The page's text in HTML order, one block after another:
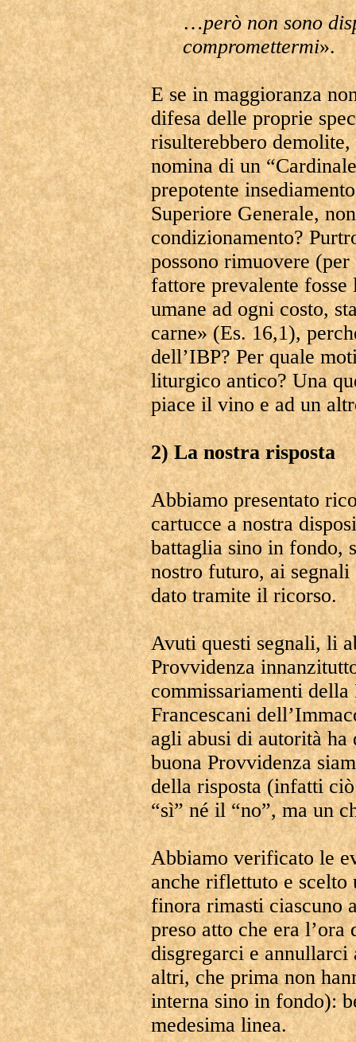
…però non sono
compromettermi».
E se in maggioranza
difesa delle proprie
risulterebbero
nomina di un
prepotente
Superiore Generale,
condizionamento?
possono rimuovere
fattore prevalente
umane ad ogni costo,
carne» (Es. 16,1),
dell’IBP? Per quale
liturgico antico? Una
piace il vino e ad un
2) La nostra risposta
Abbiamo presentato
cartucce a nostra
battaglia sino in fondo,
nostro futuro, ai
dato tramite il ricorso.
Avuti questi segnali, li
Provvidenza
commissariamenti
Francescani
agli abusi di autorità ha
buona Provvidenza
della risposta (infatti
“sì” né il “no”, ma un
Abbiamo verificato le
anche riflettuto e scelto
finora rimasti ciascuno
preso atto che era
disgregarci e annullarci
altri, che prima non
interna sino in fondo):
medesima linea.